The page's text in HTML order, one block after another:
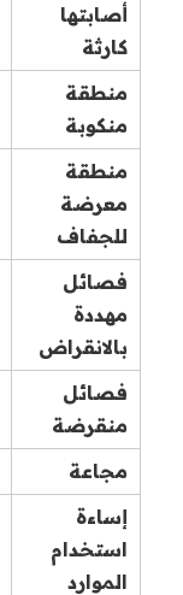
أصابتها
كارثة
منطقة
منكوبة
منطقة
معرضة
للجفاف
فصائل
مهددة
بالانقراض
فصائل
منقرضة
مجاعة
إساءة
استخدام
الموارد